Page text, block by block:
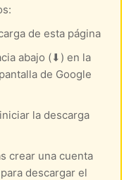
de esta página
abajo (⬇) en la
de Google
la descarga
crear una cuenta
descargar el